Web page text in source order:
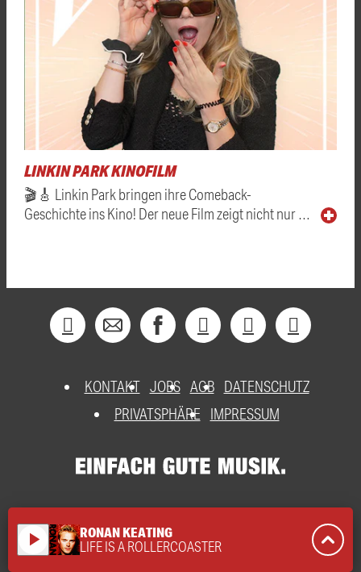
LINKIN PARK KINOFILM
🎬🎸 Linkin Park bringen ihre Comeback-
Geschichte ins Kino! Der neue Film zeigt nicht nur …
KONTAKT JOBS AGB DATENSCHUTZ
PRIVATSPHÄRE
IMPRESSUM
play_arrow RONAN KEATING
LIFE IS A ROLLERCOASTER